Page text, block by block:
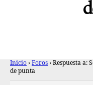
Inicio › Foros › Respuesta a:
de punta